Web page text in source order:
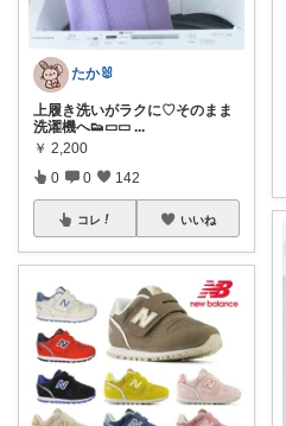
たか🐰
上履き洗いがラクに♡そのまま
洗濯機へ👟▭▭ ...
￥ 2,200
0 0 142
コレ いいね